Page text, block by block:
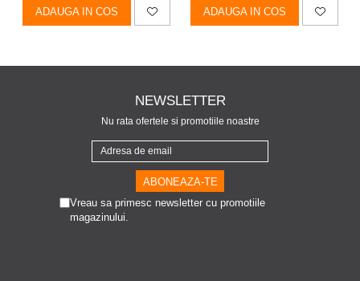
ADAUGA IN COS ADAUGA IN COS
NEWSLETTER
Nu rata ofertele si promotiile noastre
Vreau sa primesc newsletter cu promotiile
magazinului.